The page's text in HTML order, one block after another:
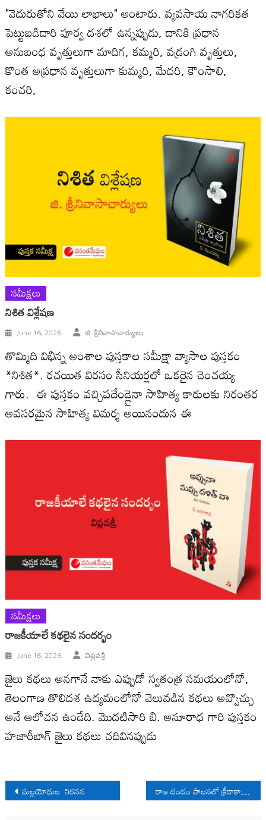
"వెదురుతోని వేయి లాభాలు" అంటారు. వ్యవసాయ నాగరికత
పెట్టుబడిదారి పూర్వ దశలో ఉన్నప్పుడు, దానికి ప్రధాన
అనుబంధ వృత్తులుగా మాదిగ, కమ్మరి, వడ్రంగి వృత్తులు,
కొంత అప్రధాన వృత్తులుగా కుమ్మరి, మేదరి, కౌంసాలి,
కంచరి,
సమీక్షలు
నిశిత విశ్లేష‌ణ‌
June 16, 2026 జి. శ్రీనివాసాచార్యులు
తొమ్మిది విభిన్న అంశాల పుస్తకాల సమీక్షా వ్యాసాల పుస్తకం
*నిశిత*. రచయిత విరసం సీనియర్లలో ఒకరైన చెంచయ్య
గారు. ఈ పుస్త‌కం వ‌చ్చిపదేండ్లైనా సాహిత్య కారులకు నిరంతర
అవసరమైన సాహిత్య విమర్శ అయినందున ఈ
సమీక్షలు
రాజకీయాలే కథలైన సందర్భం
June 16, 2026 విప్లవశ్రీ
జైలు కథలు అనగానే నాకు ఎప్పుడో స్వతంత్ర సమయంలోనో,
తెలంగాణ తొలిదశ ఉద్యమంలోనో వెలువడిన కథలు అవ్వొచ్చు
అనే ఆలోచన ఉండేది. మొదటిసారి బి. అనూరాధ గారి పుస్తకం
హజారీబాగ్ జైలు కథలు చదివినప్పుడు
Post
navigation
మల్లయోధుల నిరసన రాజ దండం పాలనలో క్రీడాకారులపై దాడి